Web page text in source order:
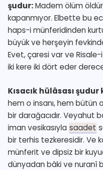
şudur:Madem ölüm
kapanmıyor. Elbette bu
haps-i münferidinden
büyük ve herşeyin
Evet, çaresi var ve Risale-i
iki kere iki dört eder
Kısacıkhülâsası şudur
hem o insanı, hem bütün
birdarağacıdır. Veyahut
iman vesikasıyla saadet
bir terhis tezkeresidir. Ve
münferit ve dipsiz bir
dünyadan bâki ve nuranî